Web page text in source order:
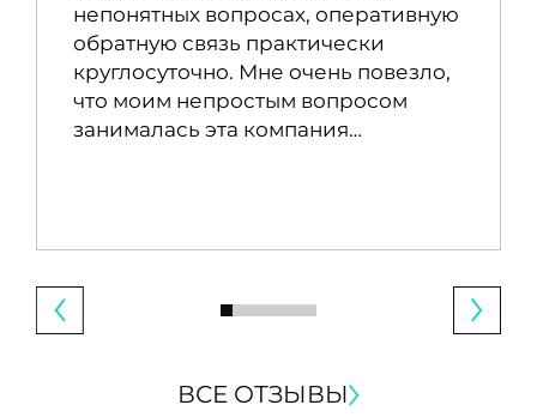
непонятных вопросах, оперативную
обратную связь практически
круглосуточно. Мне очень повезло,
что моим непростым вопросом
занималась эта компания…
ВСЕ ОТЗЫВЫ